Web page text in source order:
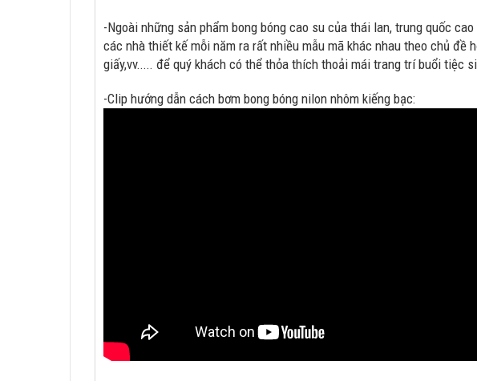
-Ngoài những sản phẩm bong bóng cao su của thái lan, trung quốc
các nhà thiết kế mỗi năm ra rất nhiều mẫu mã khác nhau theo chủ đề
giấy,vv..... để quý khách có thể thỏa thích thoải mái trang trí buổi tiệc
-Clip hướng dẫn cách bơm bong bóng nilon nhôm kiếng bạc: